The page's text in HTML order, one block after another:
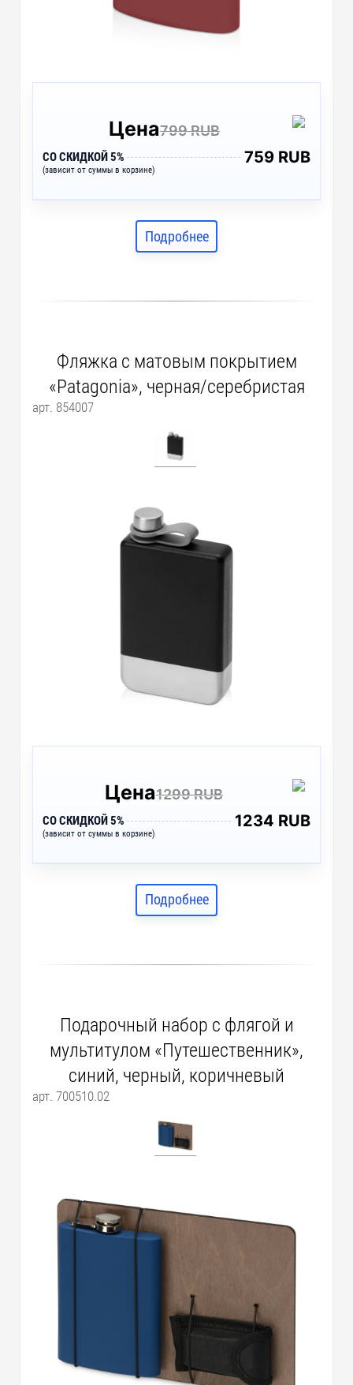
Цена799 RUB
СО СКИДКОЙ 5%
(зависит от суммы в корзине)
759 RUB
Подробнее
Фляжка с матовым покрытием
«Patagonia», черная/серебристая
арт. 854007
Цена1299 RUB
СО СКИДКОЙ 5%
(зависит от суммы в корзине)
1234 RUB
Подробнее
Подарочный набор с флягой и
мультитулом «Путешественник»,
синий, черный, коричневый
арт. 700510.02